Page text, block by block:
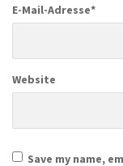
E-Mail-Adresse*
Website
Save my name,